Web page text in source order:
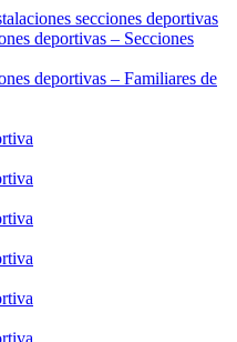
secciones deportivas
deportivas – Secciones
deportivas – Familiares de